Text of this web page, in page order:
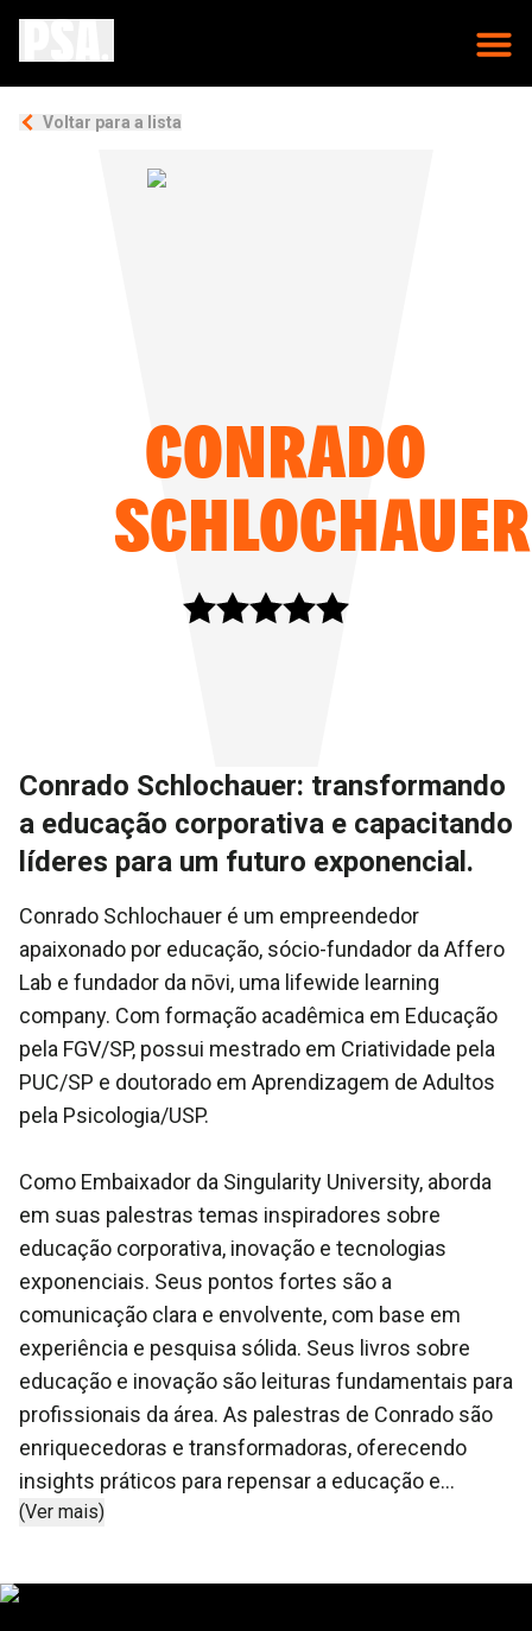
Voltar para a lista
CONRADO
SCHLOCHAUER
Conrado Schlochauer: transformando
a educação corporativa e capacitando
líderes para um futuro exponencial.
Conrado Schlochauer é um empreendedor
apaixonado por educação, sócio-fundador da Affero
Lab e fundador da nōvi, uma lifewide learning
company. Com formação acadêmica em Educação
pela FGV/SP, possui mestrado em Criatividade pela
PUC/SP e doutorado em Aprendizagem de Adultos
pela Psicologia/USP.
Como Embaixador da Singularity University, aborda
em suas palestras temas inspiradores sobre
educação corporativa, inovação e tecnologias
exponenciais. Seus pontos fortes são a
comunicação clara e envolvente, com base em
experiência e pesquisa sólida. Seus livros sobre
educação e inovação são leituras fundamentais para
profissionais da área. As palestras de Conrado são
enriquecedoras e transformadoras, oferecendo
insights práticos para repensar a educação e
enfrentar os desafios do futuro.
(Ver mais)